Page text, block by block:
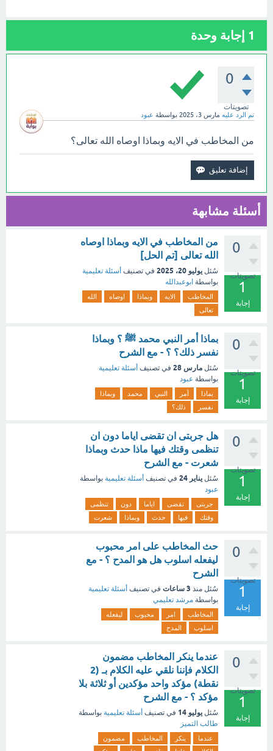
1 إجابة وحدة
0
تصويتات
تم الرد عليه مارس 3، 2025 بواسطة عبود
من المخاطب في الايه وبماذا اوصاه الله تعالى؟
أسئلة مشابهة
0
تصويتات
1
إجابة
من المخاطب في الايه وبماذا اوصاه
الله تعالى [تم الحل]
سُئل يوليو 20، 2025 في تصنيف أسئلة تعليمية
بواسطة ابوعبدالله
المخاطب الايه وبماذا اوصاه
الله
تعالى
0
تصويتات
1
إجابة
بماذا أمر النبي محمد ﷺ ؟ وبماذا
نفسر ذلك؟ ؟ - مع الشرح
سُئل مارس 28 في تصنيف أسئلة تعليمية
بواسطة عبود
بماذا أمر النبي محمد
وبماذا
نفسر
ذلك؟
0
تصويتات
1
إجابة
هل جربتى ان تقضى اياما دون ان
تنظمى وقتك فيها ماذا حدث وبماذا
شعرت - مع الشرح
سُئل يناير 24 في تصنيف أسئلة تعليمية بواسطة
عبود
جربتى تقضى اياما دون
تنظمى
وقتك
فيها حدث وبماذا شعرت
0
تصويتات
1
إجابة
حث المخاطب على امر محبوب
ليفعله اسلوب هل هو المدح ؟ - مع
الشرح
سُئل منذ 3 ساعات في تصنيف أسئلة تعليمية
بواسطة مرشد تعليمي
المخاطب امر محبوب
ليفعله
اسلوب
المدح
0
تصويتات
1
إجابة
عندما ينكر المخاطب مضمون
الكلام فإننا نلقي عليه الكلام بـ (2
نقطة) ‏مؤكد واحد ‏مؤكدين أو ثلاثة ‏بلا
مؤكد ؟ - مع الشرح
سُئل يوليو 14 في تصنيف أسئلة تعليمية بواسطة
طالب التميز
عندما ينكر المخاطب
مضمون